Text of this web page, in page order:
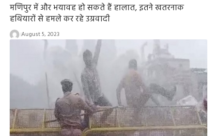
मणिपुर में और भयावह हो सकते हैं हालात, इतने खतरनाक
हथियारों से हमले कर रहे उग्रवादी
August 5, 2023